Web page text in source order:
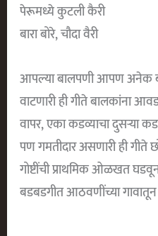
पेरूमध्ये कुटली कैरी
बारा बोरे, चौदा वैरी
आपल्या बालपणी आपण अनेक
वाटणारी ही गीते बालकांना
वापर, एका कडव्याचा दुसऱ्या
पण गमतीदार असणारी ही
गोष्टींची प्राथमिक ओळखत
बडबडगीत आठवणींच्या